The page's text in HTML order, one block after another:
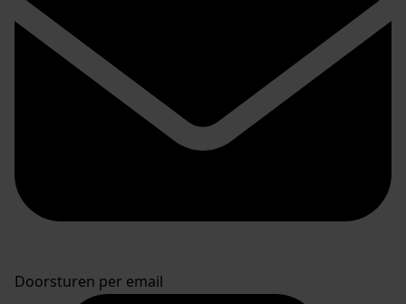
Doorsturen per email